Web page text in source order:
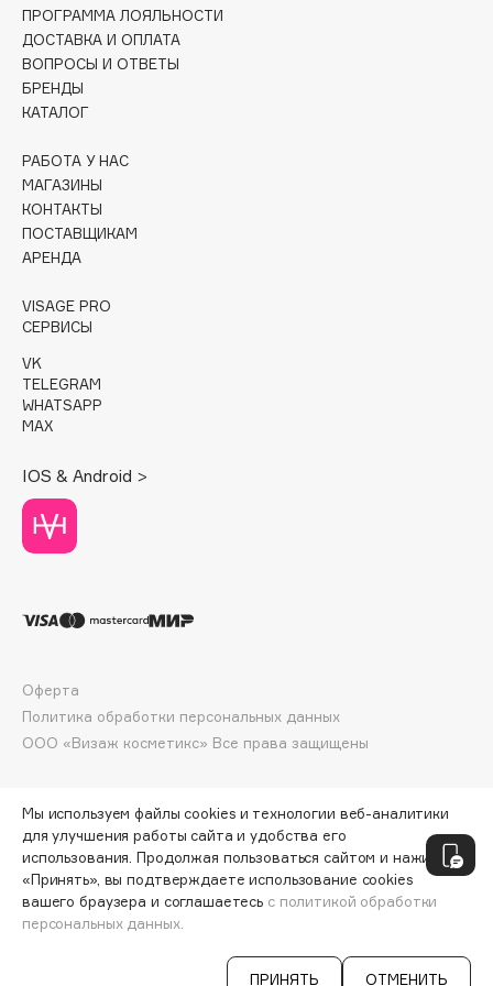
Collagenina
Consly
Corimo
CosRX
Crescina
Curaprox
D
d'Alba
DABO
DARLING*
Davines
Deonica
Dessange
Dolce & Gabbana
Dorco
DP Daily Perfection
Dr.Ceuracle
Dr.Jart+
DSD de Luxe
Dyson
ДОБАВИТЬ В КОРЗИНУ
ПРОГРАММА ЛОЯЛЬНОСТИ
ДОСТАВКА И ОПЛАТА
ВОПРОСЫ И ОТВЕТЫ
БРЕНДЫ
КАТАЛОГ
РАБОТА У НАС
МАГАЗИНЫ
КОНТАКТЫ
ПОСТАВЩИКАМ
АРЕНДА
VISAGE PRO
СЕРВИСЫ
VK
TELEGRAM
WHATSAPP
MAX
IOS & Android >
ООО «Визаж косметикс» Все права защищены
Оферта
Политика обработки персональных данных
Мы используем файлы cookies и технологии веб-аналитики
для улучшения работы сайта и удобства его
использования. Продолжая пользоваться сайтом и нажимая
«Принять», вы подтверждаете использование cookies
вашего браузера и соглашаетесь с политикой обработки
персональных данных.
ПРИНЯТЬ ОТМЕНИТЬ